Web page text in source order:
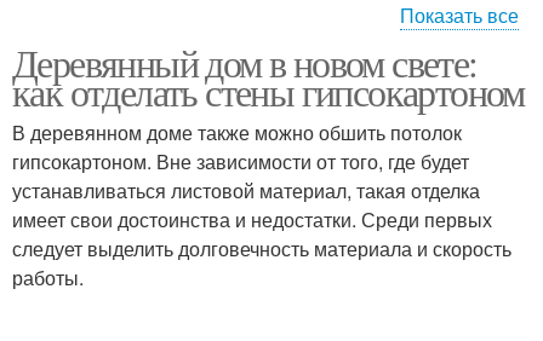
Окна на гипсокартонной
стене
Бетонные плиты
Показать все
Деревянный дом в новом свете:
как отделать стены гипсокартоном
В деревянном доме также можно обшить потолок
гипсокартоном. Вне зависимости от того, где будет
устанавливаться листовой материал, такая отделка
имеет свои достоинства и недостатки. Среди первых
следует выделить долговечность материала и скорость
работы.